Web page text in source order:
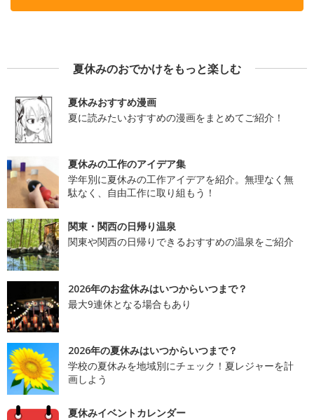
夏休みのおでかけをもっと楽しむ
夏休みおすすめ漫画
夏に読みたいおすすめの漫画をまとめてご紹介！
夏休みの工作のアイデア集
学年別に夏休みの工作アイデアを紹介。無理なく無
駄なく、自由工作に取り組もう！
関東・関西の日帰り温泉
関東や関西の日帰りできるおすすめの温泉をご紹介
2026年のお盆休みはいつからいつまで？
最大9連休となる場合もあり
2026年の夏休みはいつからいつまで？
学校の夏休みを地域別にチェック！夏レジャーを計
画しよう
夏休みイベントカレンダー